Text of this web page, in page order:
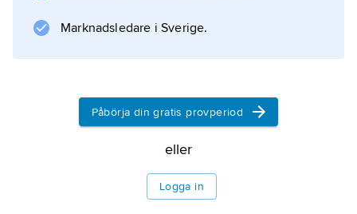
Information om artikeln
Marknadsledare i Sverige.
Påbörja din gratis provperiod
eller
Logga in